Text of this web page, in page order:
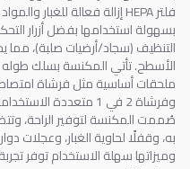
فلترHEPAإزالة فعالة للغبار
بسهولة استخدامها بفضل أزرار
التنظيف (سجاد/أرضيات صلبة)،
ملحقات أساسية مثل فرشاة
وفرشاة 2 في 1 متعددة
صُممت المكنسة لتوفير الراحة،
به، وقفلًا لحاوية الغبار، وعجلات
وميزاتها سهلة الاستخدام توفر